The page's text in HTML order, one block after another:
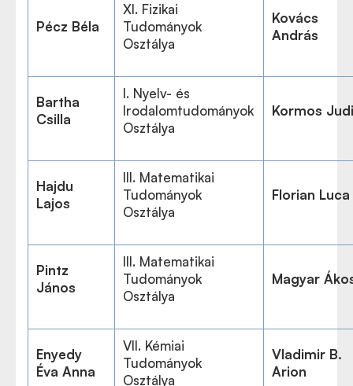
Pécz Béla
XI. Fizikai
Tudományok
Osztálya
Kovács
András
Bartha
Csilla
I. Nyelv- és
Irodalomtudományok
Osztálya
Kormos
Hajdu
Lajos
III. Matematikai
Tudományok
Osztálya
Florian Luca
Pintz
János
III. Matematikai
Tudományok
Osztálya
Magyar
Enyedy
Éva Anna
VII. Kémiai
Tudományok
Osztálya
Vladimir B.
Arion